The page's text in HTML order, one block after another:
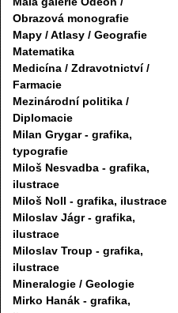
Obrazová monografie
Mapy / Atlasy / Geografie
Matematika
Medicína / Zdravotnictví /
Farmacie
Mezinárodní politika /
Diplomacie
Milan Grygar - grafika,
typografie
Miloš Nesvadba - grafika,
ilustrace
Miloš Noll - grafika, ilustrace
Miloslav Jágr - grafika,
ilustrace
Miloslav Troup - grafika,
ilustrace
Mineralogie / Geologie
Mirko Hanák - grafika,